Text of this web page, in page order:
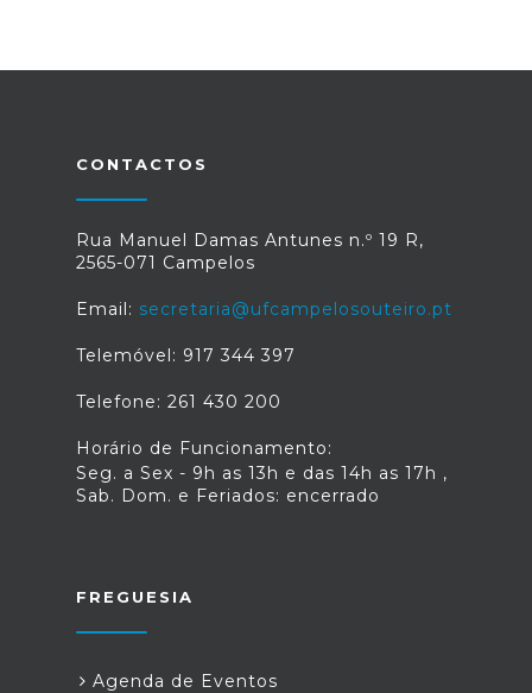
CONTACTOS
Rua Manuel Damas Antunes n.º 19 R,
2565-071 Campelos
Email: secretaria@ufcampelosouteiro.pt
Telemóvel: 917 344 397
Telefone: 261 430 200
Horário de Funcionamento:
Seg. a Sex - 9h as 13h e das 14h as 17h ,
Sab. Dom. e Feriados: encerrado
FREGUESIA
Agenda de Eventos